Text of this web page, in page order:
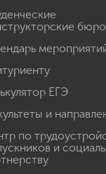
бюро
ЕГЭ
и
по
и